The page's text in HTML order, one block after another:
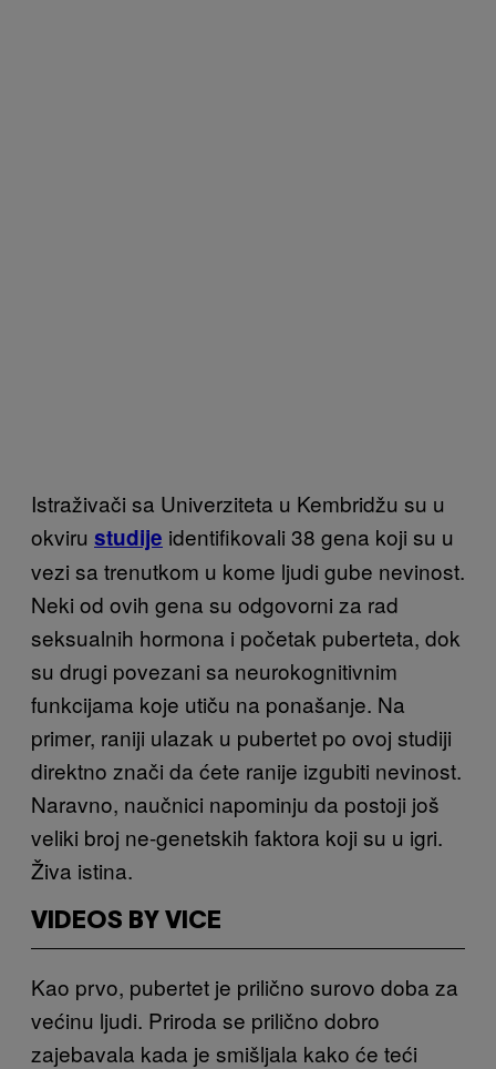
Istraživači sa Univerziteta u Kembridžu su u
okviru studije identifikovali 38 gena koji su u
vezi sa trenutkom u kome ljudi gube nevinost.
Neki od ovih gena su odgovorni za rad
seksualnih hormona i početak puberteta, dok
su drugi povezani sa neurokognitivnim
funkcijama koje utiču na ponašanje. Na
primer, raniji ulazak u pubertet po ovoj studiji
direktno znači da ćete ranije izgubiti nevinost.
Naravno, naučnici napominju da postoji još
veliki broj ne-genetskih faktora koji su u igri.
Živa istina.
VIDEOS BY VICE
Kao prvo, pubertet je prilično surovo doba za
većinu ljudi. Priroda se prilično dobro
zajebavala kada je smišljala kako će teći